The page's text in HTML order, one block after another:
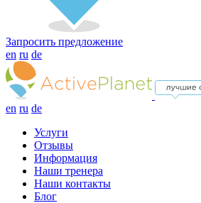
Запросить предложение
en ru de
en ru de
Услуги
Отзывы
Информация
Наши тренера
Наши контакты
Блог